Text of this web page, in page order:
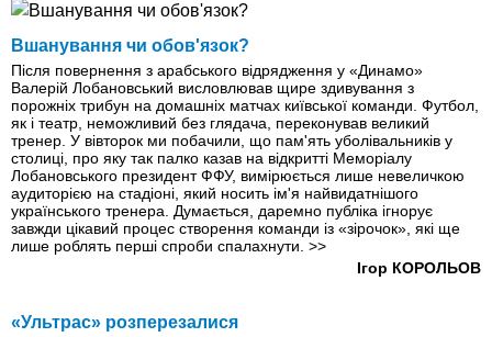
Вшанування чи обов'язок?
Після повернення з арабського відрядження у «Динамо»
Валерій Лобановський висловлював щире здивування з
порожніх трибун на домашніх матчах київської команди. Футбол,
як і театр, неможливий без глядача, переконував великий
тренер. У вівторок ми побачили, що пам'ять уболівальників у
столиці, про яку так палко казав на відкритті Меморіалу
Лобановського президент ФФУ, вимірюється лише невеличкою
аудиторією на стадіоні, який носить ім'я найвидатнішого
українського тренера. Думається, даремно публіка ігнорує
завжди цікавий процес створення команди із «зірочок», які ще
лише роблять перші спроби спалахнути. >>
Ігор КОРОЛЬОВ
«Ультрас» розперезалися